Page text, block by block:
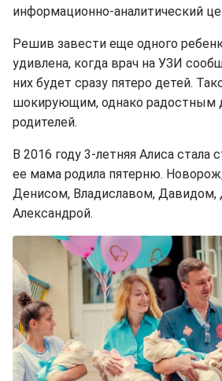
информационно-аналитический
Решив завести еще одного
удивлена, когда врач на УЗИ
них будет сразу пятеро детей.
шокирующим, однако радостным
родителей.
В 2016 году 3-летняя Алиса стала
ее мама родила пятерню.
Денисом, Владиславом, Давидом,
Александрой.